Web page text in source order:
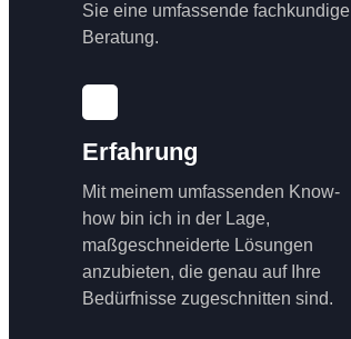
Sie eine umfassende fachkundige
Beratung.
Erfahrung
Mit meinem umfassenden Know-
how bin ich in der Lage,
maßgeschneiderte Lösungen
anzubieten, die genau auf Ihre
Bedürfnisse zugeschnitten sind.